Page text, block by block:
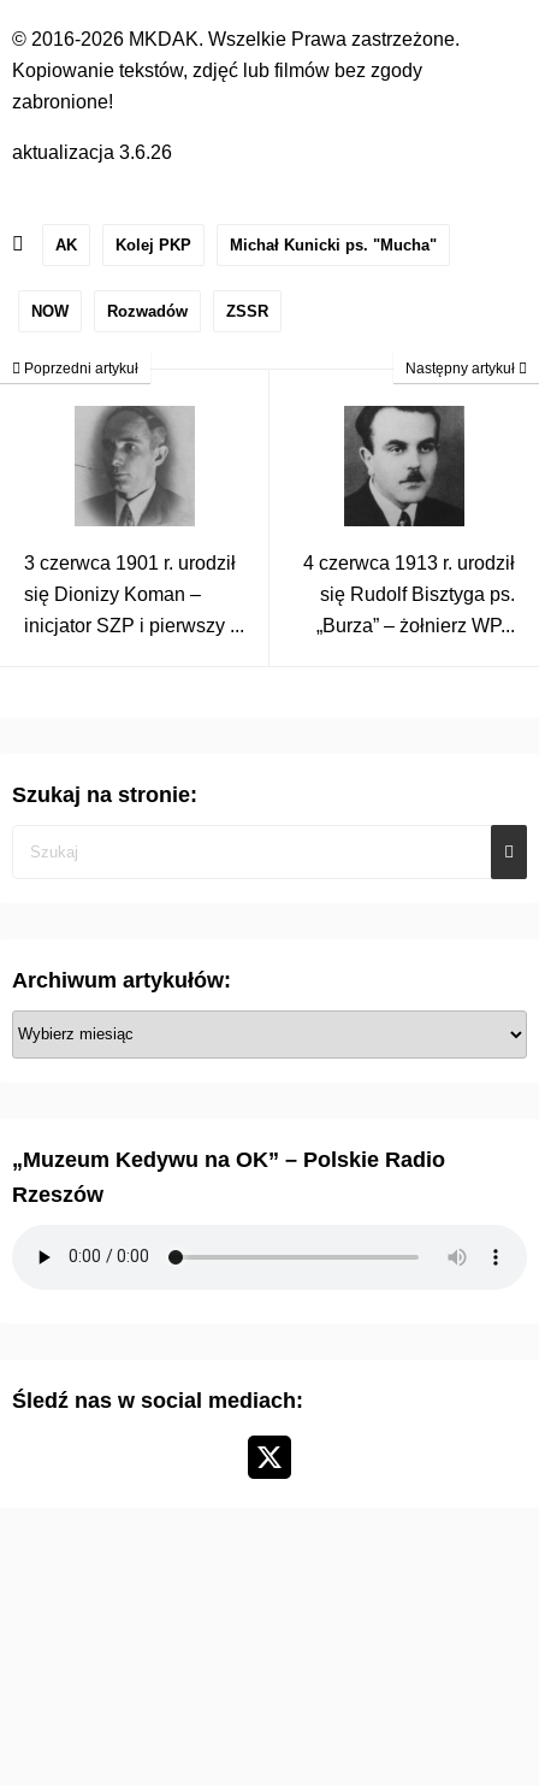
© 2016-2026 MKDAK. Wszelkie Prawa zastrzeżone.
Kopiowanie tekstów, zdjęć lub filmów bez zgody
zabronione!
aktualizacja 3.6.26
AK Kolej PKP Michał Kunicki ps. "Mucha"
NOW Rozwadów ZSSR
Poprzedni artykuł
3 czerwca 1901 r. urodził
się Dionizy Koman –
inicjator SZP i pierwszy ...
Następny artykuł
4 czerwca 1913 r. urodził
się Rudolf Bisztyga ps.
„Burza” – żołnierz WP...
Szukaj na stronie:
Archiwum artykułów:
A
r
k
„Muzeum Kedywu na OK” – Polskie Radio
Rzeszów
Śledź nas w social mediach: